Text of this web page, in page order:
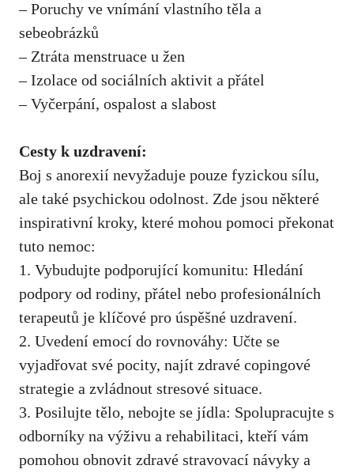
– Poruchy ve vnímání⁤ vlastního ⁤těla a‌
sebeobrázků
– Ztráta menstruace u žen
– Izolace od sociálních aktivit a přátel
– Vyčerpání, ospalost a slabost
Cesty k uzdravení:
Boj s ⁣anorexií nevyžaduje‌ pouze ⁤fyzickou ​sílu,
ale také psychickou odolnost. Zde jsou⁢ některé⁣
inspirativní⁤ kroky, které mohou pomoci překonat
tuto‍ nemoc:
1. Vybudujte podporující ‍komunitu: Hledání
podpory od rodiny, přátel⁤ nebo profesionálních
terapeutů je ‍klíčové pro úspěšné uzdravení.
2. Uvedení emocí do rovnováhy: Učte ‍se
vyjadřovat své ⁢pocity, najít zdravé⁤ copingové
strategie a zvládnout stresové situace.
3. Posilujte tělo, nebojte se jídla: Spolupracujte s
odborníky na výživu a rehabilitaci, kteří vám
pomohou obnovit ‍zdravé ‌stravovací návyky a